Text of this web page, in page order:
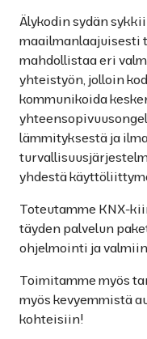
Älykodin sydän
maailmanlaajuisesti
mahdollistaa eri
yhteistyön, jolloin
kommunikoida
lämmityksestä ja
yhdestä
Toteutamme KNX-
täyden palvelun
ohjelmointi ja
Toimitamme myös
myös kevyemmistä
kohteisiin!